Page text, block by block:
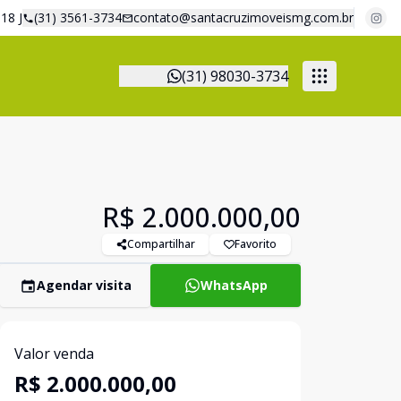
J (31) 3561-3734 contato@santacruzimoveismg.com.br
(31) 98030-3734
R$ 2.000.000,00
Compartilhar Favorito
Agendar visita WhatsApp
Valor venda
R$ 2.000.000,00